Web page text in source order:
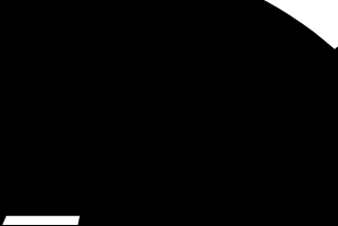
и пожеланиям заказчика. Ваш
#БукетыКоторыеЗапомнят